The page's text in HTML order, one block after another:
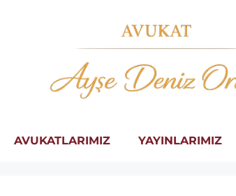
AVUKATLARIMIZ YAYINLARIMIZ